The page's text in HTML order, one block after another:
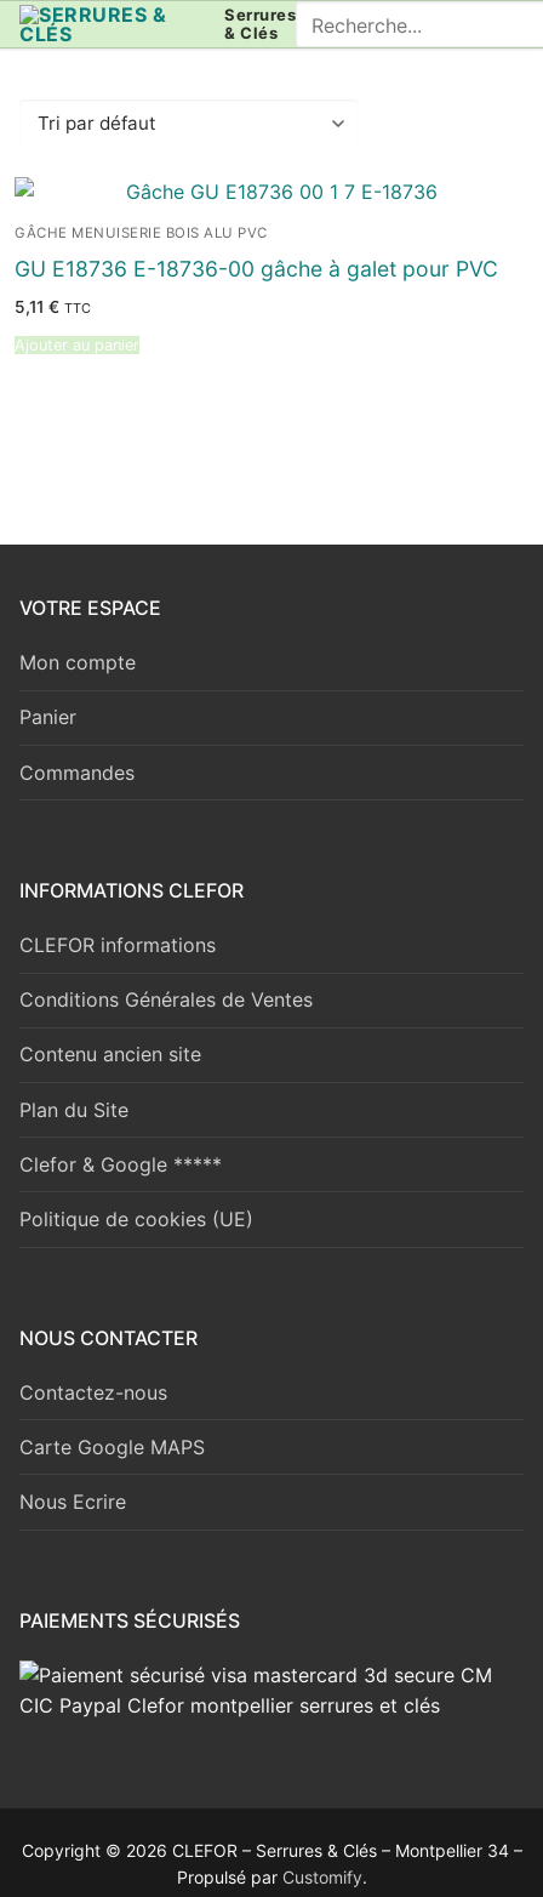
Aller
au
Serrures
& Clés
Rechercher
:
GÂCHE MENUISERIE BOIS ALU PVC
GU E18736 E-18736-00 gâche à galet pour PVC
5,11 € TTC
Ajouter au panier
VOTRE ESPACE
Mon compte
Panier
Commandes
INFORMATIONS CLEFOR
CLEFOR informations
Conditions Générales de Ventes
Contenu ancien site
Plan du Site
Clefor & Google *****
Politique de cookies (UE)
NOUS CONTACTER
Contactez-nous
Carte Google MAPS
Nous Ecrire
PAIEMENTS SÉCURISÉS
Copyright © 2026 CLEFOR – Serrures & Clés – Montpellier 34 –
Propulsé par Customify.